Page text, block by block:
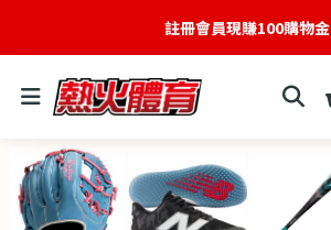
註冊會員現賺100購物金